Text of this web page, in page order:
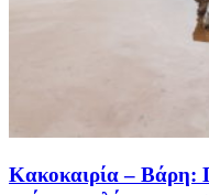
Κακοκαιρία – Βάρη: